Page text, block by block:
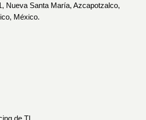
Nueva Santa María, Azcapotzalco,
México.
de TI